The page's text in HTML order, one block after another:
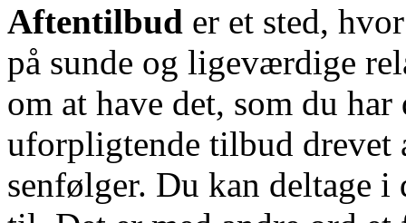
Aftentilbud er et sted,
på sunde og ligeværdige
om at have det, som du
uforpligtende tilbud
senfølger. Du kan deltage